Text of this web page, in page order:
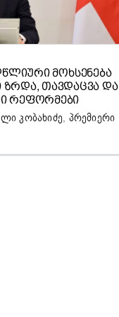
ᲛᲝᲮᲡᲔᲜᲔᲑᲐ
ᲖᲠᲓᲐ, ᲗᲐᲕᲓᲐᲪᲕᲐ ᲓᲐ
ᲠᲔᲤᲝᲠᲛᲔᲑᲘ
კობახიძე, პრემიერი